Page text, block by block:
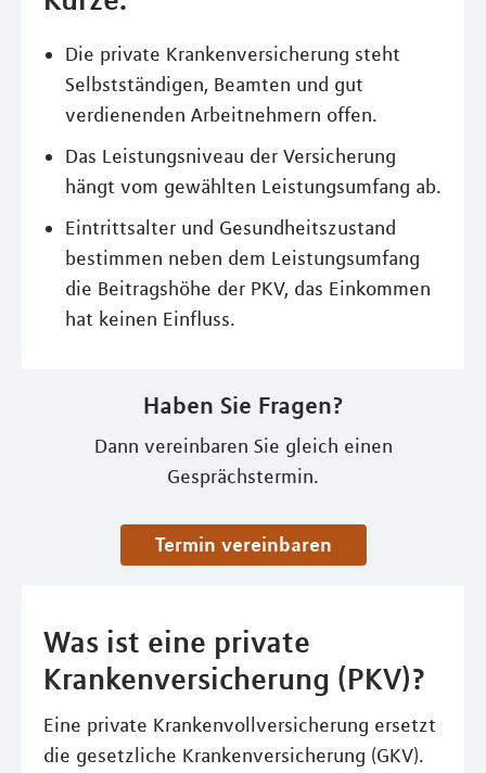
Die private Krankenversicherung steht
Selbstständigen, Beamten und gut
verdienenden Arbeitnehmern offen.
Das Leistungsniveau der Versicherung
hängt vom gewählten Leistungsumfang ab.
Eintrittsalter und Gesundheitszustand
bestimmen neben dem Leistungsumfang
die Beitragshöhe der PKV, das Einkommen
hat keinen Einfluss.
Haben Sie Fragen?
Dann vereinbaren Sie gleich einen
Gesprächstermin.
Termin vereinbaren
Was ist eine private
Krankenversicherung (PKV)?
Eine private Krankenvollversicherung ersetzt
die gesetzliche Krankenversicherung (GKV).